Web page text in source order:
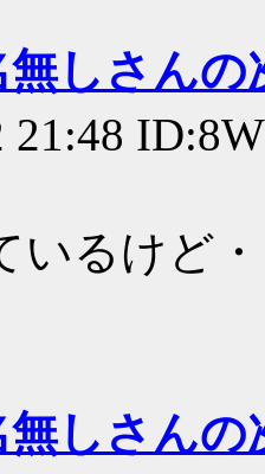
無しさんの
21:48
いるけど
無しさんの